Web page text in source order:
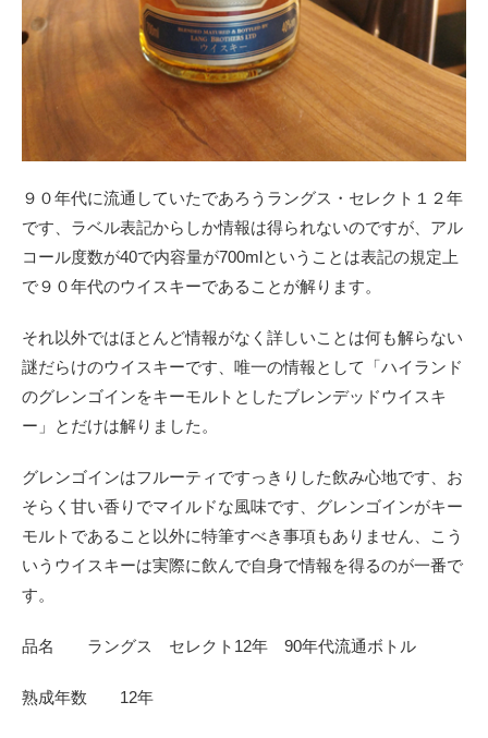
９０年代に流通していたであろうラングス・セレクト１２年
です、ラベル表記からしか情報は得られないのですが、アル
コール度数が40で内容量が700mlということは表記の規定上
で９０年代のウイスキーであることが解ります。
それ以外ではほとんど情報がなく詳しいことは何も解らない
謎だらけのウイスキーです、唯一の情報として「ハイランド
のグレンゴインをキーモルトとしたブレンデッドウイスキ
ー」とだけは解りました。
グレンゴインはフルーティですっきりした飲み心地です、お
そらく甘い香りでマイルドな風味です、グレンゴインがキー
モルトであること以外に特筆すべき事項もありません、こう
いうウイスキーは実際に飲んで自身で情報を得るのが一番で
す。
品名 ラングス セレクト12年 90年代流通ボトル
熟成年数 12年